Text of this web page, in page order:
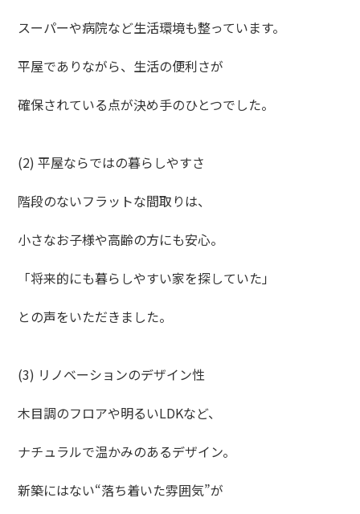
スーパーや病院など生活環境も整っています。
平屋でありながら、生活の便利さが
確保されている点が決め手のひとつでした。
(2) 平屋ならではの暮らしやすさ
階段のないフラットな間取りは、
小さなお子様や高齢の方にも安心。
「将来的にも暮らしやすい家を探していた」
との声をいただきました。
(3) リノベーションのデザイン性
木目調のフロアや明るいLDKなど、
ナチュラルで温かみのあるデザイン。
新築にはない“落ち着いた雰囲気”が